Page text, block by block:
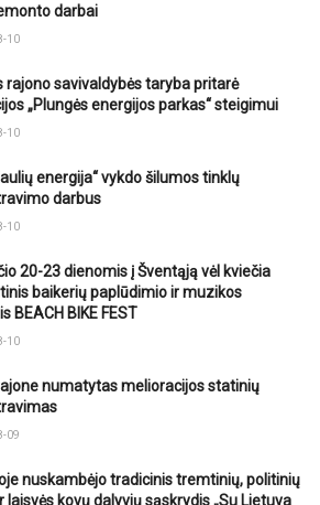
darbai
10
rajono savivaldybės taryba pritarė
„Plungės energijos parkas“ steigimui
10
energija“ vykdo šilumos tinklų
darbus
10
20-23 dienomis į Šventąją vėl kviečia
baikerių paplūdimio ir muzikos
BEACH BIKE FEST
10
numatytas melioracijos statinių
09
nuskambėjo tradicinis tremtinių, politinių
laisvės kovų dalyvių sąskrydis „Su Lietuva